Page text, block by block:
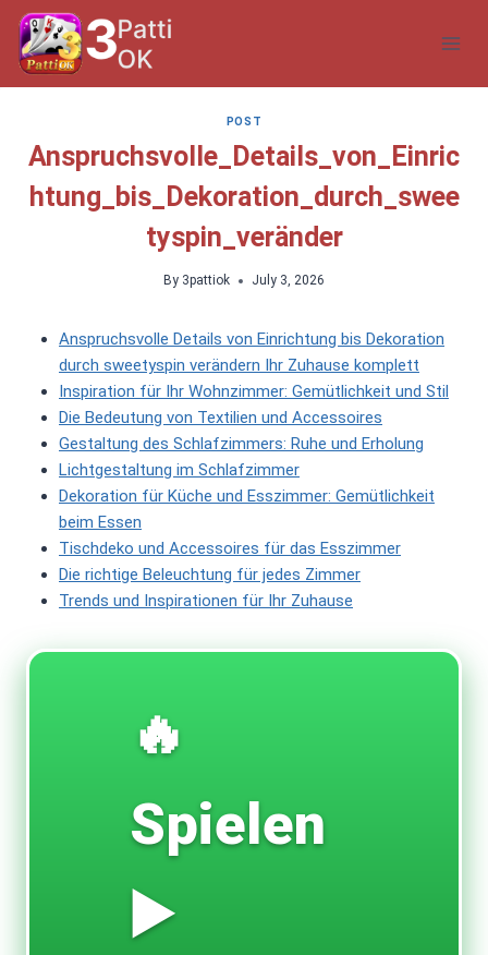
Skip
content
POST
Anspruchsvolle_Details_von_Einric
htung_bis_Dekoration_durch_swee
tyspin_veränder
By 3pattiok July 3, 2026
Anspruchsvolle Details von Einrichtung bis Dekoration
durch sweetyspin verändern Ihr Zuhause komplett
Inspiration für Ihr Wohnzimmer: Gemütlichkeit und Stil
Die Bedeutung von Textilien und Accessoires
Gestaltung des Schlafzimmers: Ruhe und Erholung
Lichtgestaltung im Schlafzimmer
Dekoration für Küche und Esszimmer: Gemütlichkeit
beim Essen
Tischdeko und Accessoires für das Esszimmer
Die richtige Beleuchtung für jedes Zimmer
Trends und Inspirationen für Ihr Zuhause
🔥
Spielen
▶️